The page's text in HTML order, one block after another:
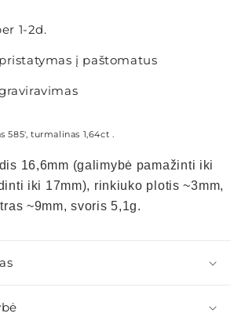
1-2d.
į paštomatus
585', turmalinas 1,64ct .
16,6mm (galimybė pamažinti iki
iki 17mm), rinkiuko plotis ~3mm,
~9mm, svoris 5,1g.